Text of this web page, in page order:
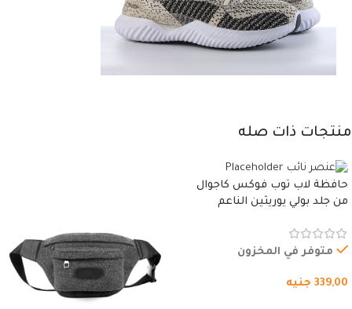
منتجات ذات صله
حافظة لاب توب فوكس كاجوال
من جلد بولي يوريثين الناعم
وسوستة.
متوفر في المخزون
339,00 جنيه